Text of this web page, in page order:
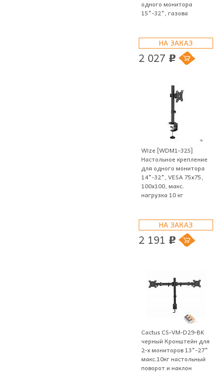
одного монитора
15"-32", газова
НА ЗАКАЗ
2 027 p
Wize [WDM1-32S]
Настольное крепление
для одного монитора
14"-32", VESA 75x75,
100x100, макс.
нагрузка 10 кг
НА ЗАКАЗ
2 191 p
Cactus CS-VM-D29-BK
черный Кронштейн для
2-х мониторов 13"-27"
макс.10кг настольный
поворот и наклон